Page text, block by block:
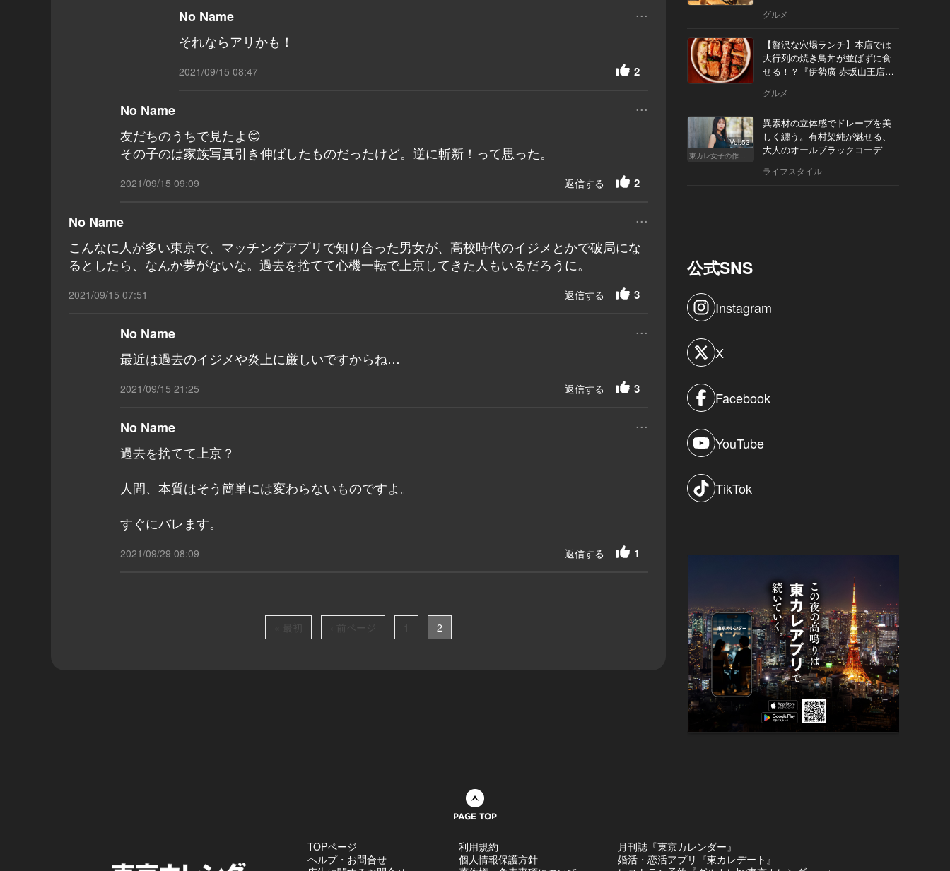
No Name ...
それならアリかも！
2021/09/15 08:47 2
No Name ...
友だちのうちで見たよ😊
その子のは家族写真引き伸ばしたものだったけど。逆に斬新！って思った。
2021/09/15 09:09 2
返信する
No Name ...
こんなに人が多い東京で、マッチングアプリで知り合った男女が、高校時代のイジメとかで破局にな
るとしたら、なんか夢がないな。過去を捨てて心機一転で上京してきた人もいるだろうに。
2021/09/15 07:51 3
返信する
No Name ...
最近は過去のイジメや炎上に厳しいですからね…
2021/09/15 21:25 3
返信する
No Name ...
過去を捨てて上京？
人間、本質はそう簡単には変わらないものですよ。
すぐにバレます。
2021/09/29 08:09 1
返信する
« 最初 ‹ 前ページ 2
グルメ
【贅沢な穴場ランチ】本店では
大行列の焼き鳥丼が並ばずに食
せる！？『伊勢廣 赤坂山王店』
グルメ
Vol.53
東カレ女子の作り方
異素材の立体感でドレープを美
しく纏う。有村架純が魅せる、
大人のオールブラックコーデ
ライフスタイル
公式SNS
Instagram
X
Facebook
YouTube
TikTok
TOPページ
ヘルプ・お問合せ
利用規約
個人情報保護方針
月刊誌『東京カレンダー』
婚活・恋活アプリ『東カレデート』